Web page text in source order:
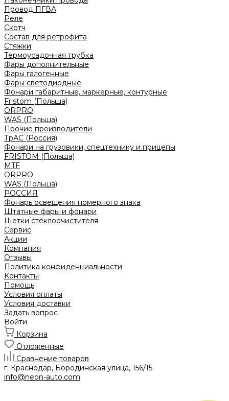
Провод ПГВА
Реле
Скотч
Состав для ретрофита
Стяжки
Термоусадочная трубка
Фары дополнительные
Фары галогенные
Фары светодиодные
Фонари габаритные, маркерные, контурные
Fristom (Польша)
ORPRO
WAS (Польша)
Прочие производители
ТрАС (Россия)
Фонари на грузовики, спецтехнику и прицепы
FRISTOM (Польша)
MTF
ORPRO
WAS (Польша)
РОССИЯ
Фонарь освещения номерного знака
Штатные фары и фонари
Щетки стеклоочистителя
Сервис
Акции
Компания
Отзывы
Политика конфиденциальности
Контакты
Помощь
Условия оплаты
Условия доставки
Задать вопрос
Войти
Корзина
Отложенные
Сравнение товаров
г. Краснодар, Бородинская улица, 156/15
info@neon-auto.com